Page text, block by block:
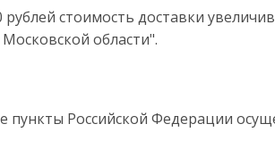
стоимость доставки
области".
пункты Российской Федерации